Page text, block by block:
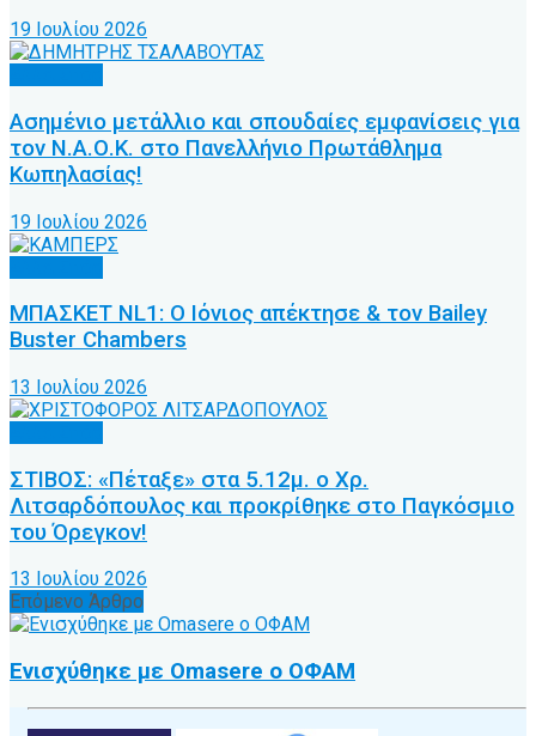
19 Ιουλίου 2026
Ασημένιο μετάλλιο και σπουδαίες εμφανίσεις για
τον Ν.Α.Ο.Κ. στο Πανελλήνιο Πρωτάθλημα
Κωπηλασίας!
19 Ιουλίου 2026
ΜΠΑΣΚΕΤ NL1: Ο Ιόνιος απέκτησε & τον Bailey
Buster Chambers
13 Ιουλίου 2026
ΣΤΙΒΟΣ: «Πέταξε» στα 5.12μ. ο Χρ.
Λιτσαρδόπουλος και προκρίθηκε στο Παγκόσμιο
του Όρεγκον!
13 Ιουλίου 2026
Επόμενο Άρθρο
Ενισχύθηκε με Omasere ο ΟΦΑΜ